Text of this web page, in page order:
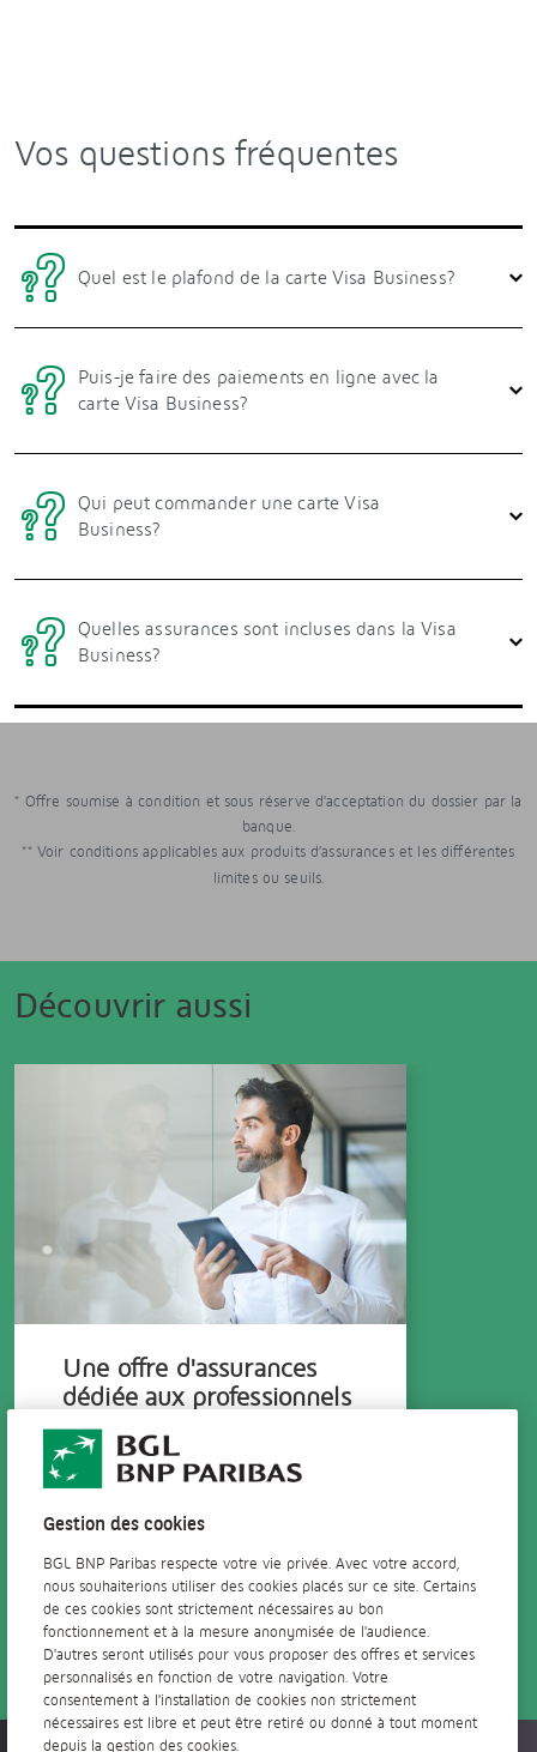
Vos questions fréquentes
Quel est le plafond de la carte Visa Business?
Puis-je faire des paiements en ligne avec la
carte Visa Business?
Qui peut commander une carte Visa
Business?
Quelles assurances sont incluses dans la Visa
Business?
* Offre soumise à condition et sous réserve d'acceptation du dossier par la
banque.
** Voir conditions applicables aux produits d’assurances et les différentes
limites ou seuils.
Découvrir aussi
Une offre d'assurances
dédiée aux professionnels
Protégez-vous ainsi que vos
proches grâce à notre gamme
spécialement conçue pour les
professionnels.
En savoir +
Gestion des cookies
BGL BNP Paribas respecte votre vie privée. Avec votre accord,
nous souhaiterions utiliser des cookies placés sur ce site. Certains
de ces cookies sont strictement nécessaires au bon
fonctionnement et à la mesure anonymisée de l'audience.
D'autres seront utilisés pour vous proposer des offres et services
personnalisés en fonction de votre navigation. Votre
consentement à l'installation de cookies non strictement
nécessaires est libre et peut être retiré ou donné à tout moment
depuis la gestion des cookies.